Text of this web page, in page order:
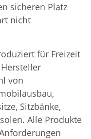
sicheren Platz
nicht
für Freizeit
von
Sitzbänke,
Alle Produkte